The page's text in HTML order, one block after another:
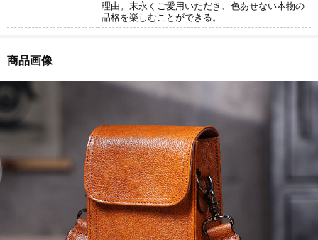
理由。末永くご愛用いただき、色あせない本物の
品格を楽しむことができる。
商品画像